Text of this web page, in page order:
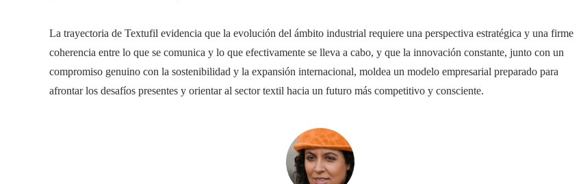
La trayectoria de Textufil evidencia que la evolución del ámbito industrial requiere una perspectiva estratégica y una firme
coherencia entre lo que se comunica y lo que efectivamente se lleva a cabo, y que la innovación constante, junto con un
compromiso genuino con la sostenibilidad y la expansión internacional, moldea un modelo empresarial preparado para
afrontar los desafíos presentes y orientar al sector textil hacia un futuro más competitivo y consciente.